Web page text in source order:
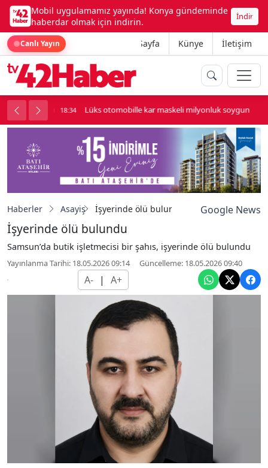
Mobil uygulamamız yayında! Konya gündeminde
haberdar olmak için indirin.
İndir
Canlı Yayın Ana Sayfa Künye İletişim
kavga çıktı 18:34 Lüks otomobille kar maskeli milyonluk soygun
Haberler Asayiş İşyerinde ölü bulundu Google News
İşyerinde ölü bulundu
Samsun’da butik işletmecisi bir şahıs, işyerinde ölü bulundu
Yayınlanma Tarihi: 18.05.2026 09:14 Güncelleme: 18.05.2026 09:40
A- | A+